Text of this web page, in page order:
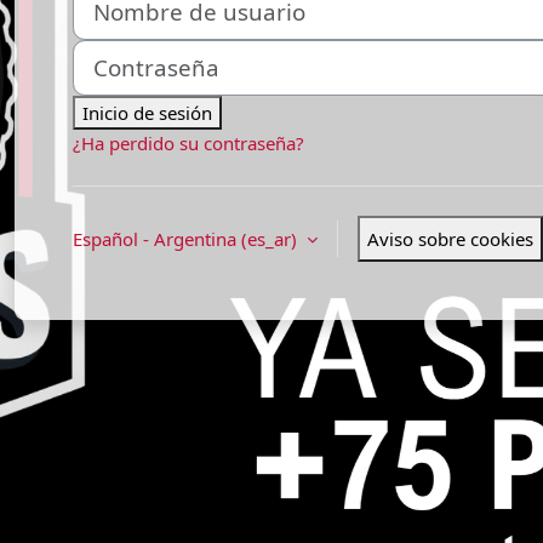
Contraseña
Inicio de sesión
¿Ha perdido su contraseña?
Español - Argentina ‎(es_ar)‎ Aviso sobre cookies